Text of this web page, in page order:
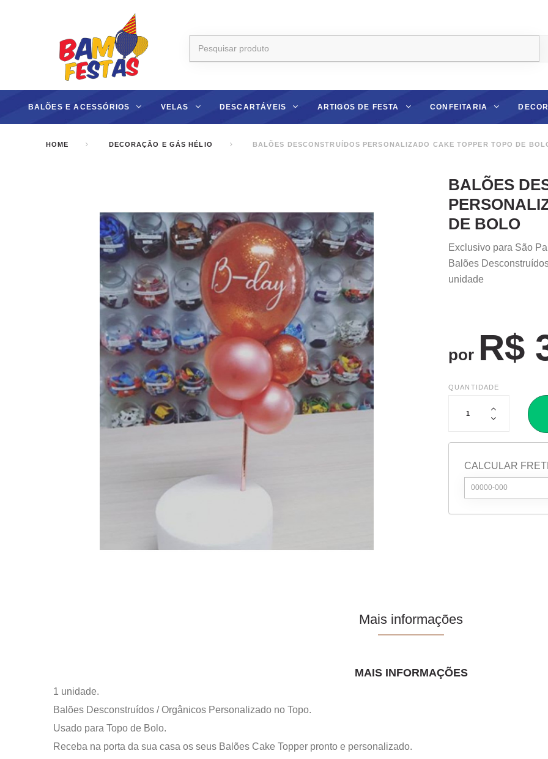
BALÕES E ACESSÓRIOS VELAS DESCARTÁVEIS ARTIGOS DE FESTA CONFEITARIA
HOME DECORAÇÃO E GÁS HÉLIO BALÕES DESCONSTRUÍDOS PERSONALIZADO CAKE TOPPER TOPO DE
BALÕES
DE BOLO
Exclusivo para São
Balões
unidade
por R$
QUANTIDADE
CALCULAR
Mais informações
MAIS INFORMAÇÕES
1 unidade.
Balões Desconstruídos / Orgânicos Personalizado no Topo.
Usado para Topo de Bolo.
Receba na porta da sua casa os seus Balões Cake Topper pronto e personalizado.